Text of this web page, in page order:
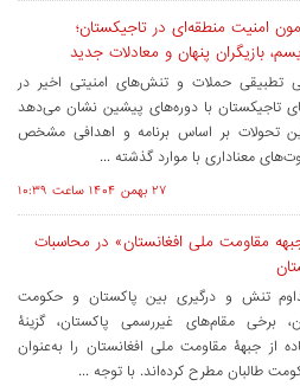
امنیت منطقه‌ای در تاجیکستان؛
بازیگران پنهان و معادلات جدید
تطبیقی حملات و تنش‌های امنیتی اخیر در
تاجیکستان با دوره‌های پیشین نشان می‌دهد
تحولات بر اساس برنامه و اهدافی مشخص
معناداری با موارد گذشته ...
۲۷ بهمن ۱۴۰۴ ساعت ۱۰:۳۹
مقاومت ملی افغانستان» در محاسبات
تنش و درگیری بین پاکستان و حکومت
برخی مقام‌های غیررسمی پاکستان، گزینۀ
از جبهۀ مقاومت ملی افغانستان را به‌عنوان
طالبان مطرح کرده‌اند. با توجه ...